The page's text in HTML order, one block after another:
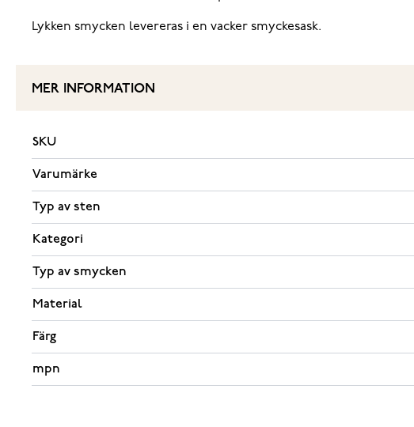
Lykken smycken levereras i en vacker smyckesask.
MER INFORMATION
SKU
Varumärke
Typ av sten
Kategori
Typ av smycken
Material
Färg
mpn